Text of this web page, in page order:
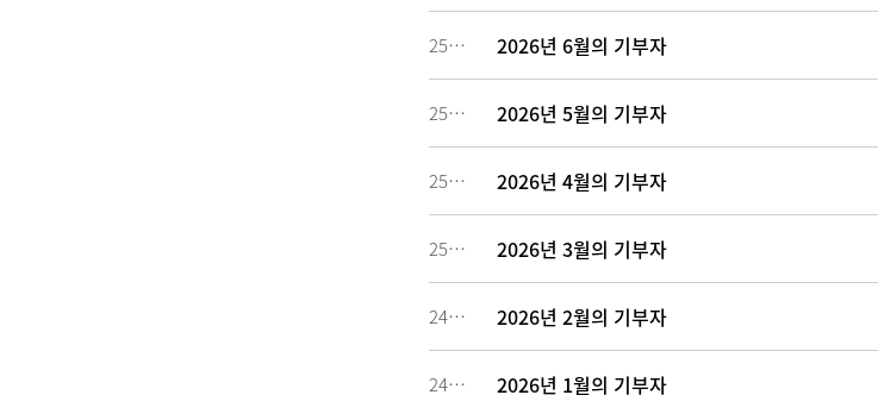
259186 2026년 6월의 기부자
256883 2026년 5월의 기부자
255327 2026년 4월의 기부자
251653 2026년 3월의 기부자
249094 2026년 2월의 기부자
246784 2026년 1월의 기부자